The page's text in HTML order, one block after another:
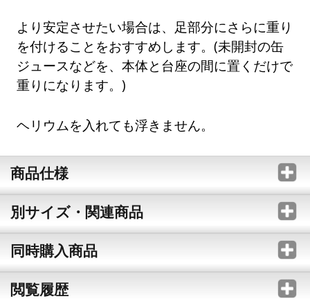
より安定させたい場合は、足部分にさらに重り
を付けることをおすすめします。(未開封の缶
ジュースなどを、本体と台座の間に置くだけで
重りになります。)
ヘリウムを入れても浮きません。
商品仕様
別サイズ・関連商品
同時購入商品
閲覧履歴